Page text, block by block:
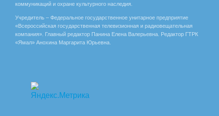
коммуникаций и охране культурного наследия.
Учредитель – Федеральное государственное унитарное предприятие
«Всероссийская государственная телевизионная и радиовещательная
компания». Главный редактор Панина Елена Валерьевна. Редактор ГТРК
«Ямал» Анохина Маргарита Юрьевна.